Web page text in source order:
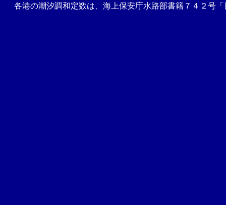
各港の潮汐調和定数は、海上保安庁水路部書籍７４２号